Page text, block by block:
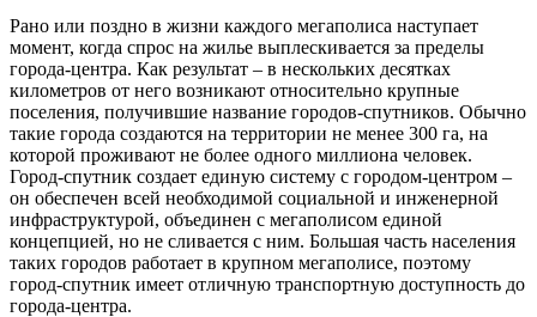
Рано или поздно в жизни каждого мегаполиса наступает
момент, когда спрос на жилье выплескивается за пределы
города-центра. Как результат – в нескольких десятках
километров от него возникают относительно крупные
поселения, получившие название городов-спутников. Обычно
такие города создаются на территории не менее 300 га, на
которой проживают не более одного миллиона человек.
Город-спутник создает единую систему с городом-центром –
он обеспечен всей необходимой социальной и инженерной
инфраструктурой, объединен с мегаполисом единой
концепцией, но не сливается с ним. Большая часть населения
таких городов работает в крупном мегаполисе, поэтому
город-спутник имеет отличную транспортную доступность до
города-центра.